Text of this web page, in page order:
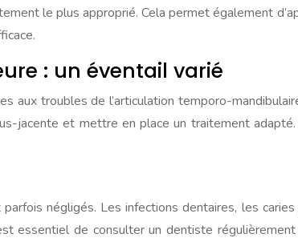
le plus approprié. Cela permet également
: un éventail varié
aux troubles de l’articulation temporo-
jacente et mettre en place un traitement
négligés. Les infections dentaires, les
essentiel de consulter un dentiste